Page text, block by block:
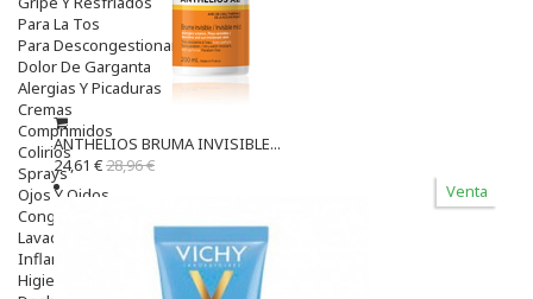
Para La Tos
Para Descongestionar La Nariz
Dolor De Garganta
Alergias Y Picaduras
Cremas
Comprimidos
Colirios
Sprays
Ojos Y Oidos
Congestión
Lavado Ojos
Inflamación Del Oido (otitis)
Higiene Oido
ANTHELIOS BRUMA INVISIBLE...
24,61 €28,96 €
Venta